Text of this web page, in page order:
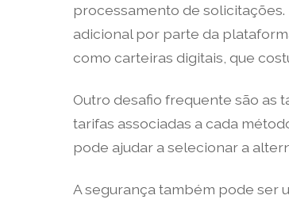
processamento de
adicional por parte da
como carteiras digitais, que
Outro desafio frequente são as
tarifas associadas a cada
pode ajudar a selecionar a
A segurança também pode ser